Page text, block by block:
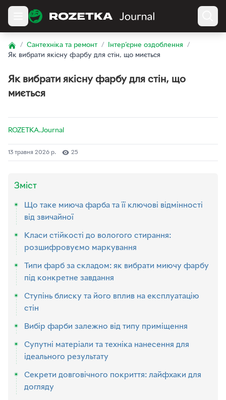
Home
/ Сантехніка та ремонт / Інтер’єрне оздоблення
/
Як вибрати якісну фарбу для стін, що миється
Як вибрати якісну фарбу для стін, що
миється
ROZETKA.Journal
13 травня 2026 р. 25
Зміст
Що таке миюча фарба та її ключові відмінності
від звичайної
Класи стійкості до вологого стирання:
розшифровуємо маркування
Типи фарб за складом: як вибрати миючу фарбу
під конкретне завдання
Ступінь блиску та його вплив на експлуатацію
стін
Вибір фарби залежно від типу приміщення
Супутні матеріали та техніка нанесення для
ідеального результату
Секрети довговічного покриття: лайфхаки для
догляду